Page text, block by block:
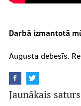
Darbā izmantotā
Augusta debesīs.
Jaunākais saturs